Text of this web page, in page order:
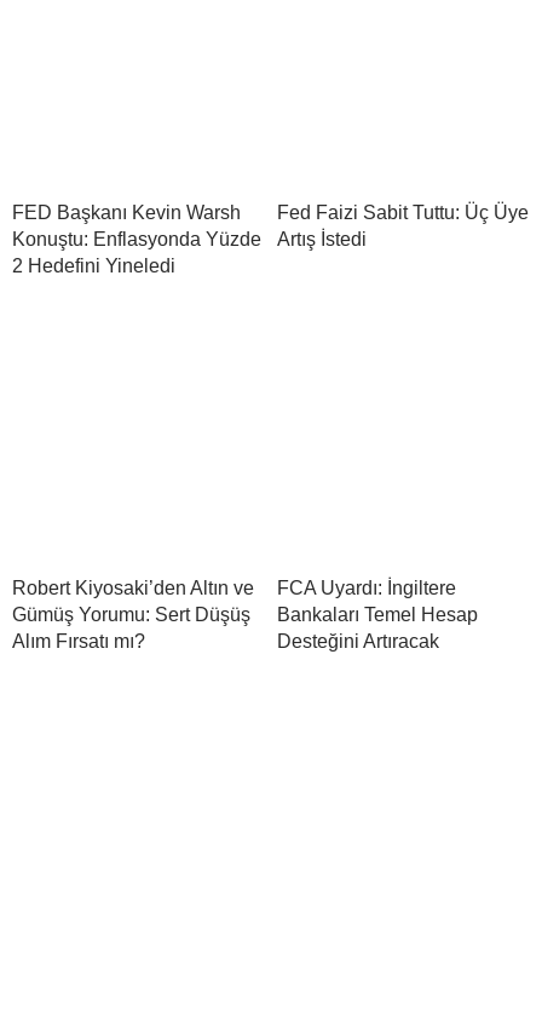
FED Başkanı Kevin Warsh
Konuştu: Enflasyonda Yüzde
2 Hedefini Yineledi
Fed Faizi Sabit Tuttu: Üç Üye
Artış İstedi
Robert Kiyosaki’den Altın ve
Gümüş Yorumu: Sert Düşüş
Alım Fırsatı mı?
FCA Uyardı: İngiltere
Bankaları Temel Hesap
Desteğini Artıracak